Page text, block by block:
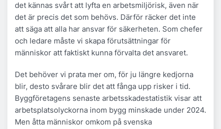
det kännas svårt att lyfta en arbetsmiljörisk, även när
det är precis det som behövs. Därför räcker det inte
att säga att alla har ansvar för säkerheten. Som chefer
och ledare måste vi skapa förutsättningar för
människor att faktiskt kunna förvalta det ansvaret.
Det behöver vi prata mer om, för ju längre kedjorna
blir, desto svårare blir det att fånga upp risker i tid.
Byggföretagens senaste arbetsskadestatistik visar att
arbetsplatsolyckorna inom bygg minskade under 2024.
Men åtta människor omkom på svenska